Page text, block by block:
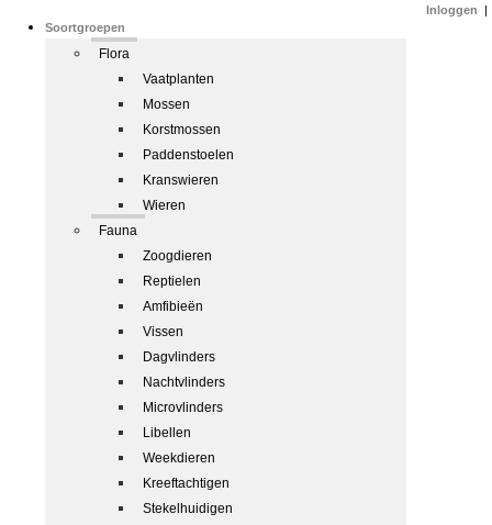
Soortgroepen
Flora
Vaatplanten
Mossen
Korstmossen
Paddenstoelen
Kranswieren
Wieren
Fauna
Zoogdieren
Reptielen
Amfibieën
Vissen
Dagvlinders
Nachtvlinders
Microvlinders
Libellen
Weekdieren
Kreeftachtigen
Stekelhuidigen
Inloggen |